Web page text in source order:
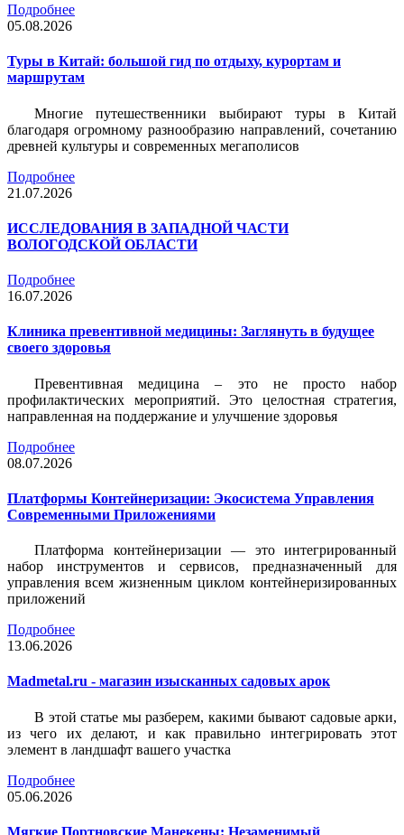
Подробнее
05.08.2026
Туры в Китай: большой гид по отдыху, курортам и
маршрутам
Многие путешественники выбирают туры в Китай
благодаря огромному разнообразию направлений, сочетанию
древней культуры и современных мегаполисов
Подробнее
21.07.2026
ИССЛЕДОВАНИЯ В ЗАПАДНОЙ ЧАСТИ
ВОЛОГОДСКОЙ ОБЛАСТИ
Подробнее
16.07.2026
Клиника превентивной медицины: Заглянуть в будущее
своего здоровья
Превентивная медицина – это не просто набор
профилактических мероприятий. Это целостная стратегия,
направленная на поддержание и улучшение здоровья
Подробнее
08.07.2026
Платформы Контейнеризации: Экосистема Управления
Современными Приложениями
Платформа контейнеризации — это интегрированный
набор инструментов и сервисов, предназначенный для
управления всем жизненным циклом контейнеризированных
приложений
Подробнее
13.06.2026
Madmetal.ru - магазин изысканных садовых арок
В этой статье мы разберем, какими бывают садовые арки,
из чего их делают, и как правильно интегрировать этот
элемент в ландшафт вашего участка
Подробнее
05.06.2026
Мягкие Портновские Манекены: Незаменимый